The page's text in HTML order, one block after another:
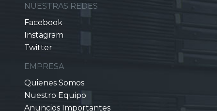
NUESTRAS REDES
Facebook
Instagram
Twitter
EMPRESA
Quienes Somos
Nuestro Equipo
Anuncios Importantes